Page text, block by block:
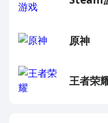
原神
王者荣